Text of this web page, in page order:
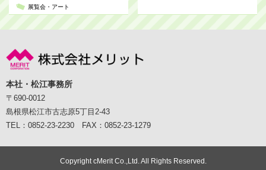
展覧会・アート
本社・松江事務所
〒690-0012
島根県松江市古志原5丁目2-43
TEL：0852-23-2230 FAX：0852-23-1279
Copyright cMerit Co.,Ltd. All Rights Reserved.